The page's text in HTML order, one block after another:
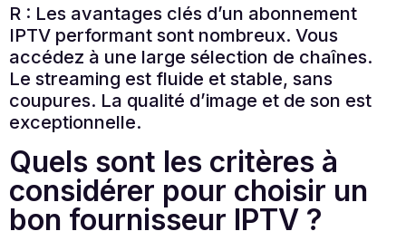
R : Les avantages clés d’un abonnement
IPTV performant sont nombreux. Vous
accédez à une large sélection de chaînes.
Le streaming est fluide et stable, sans
coupures. La qualité d’image et de son est
exceptionnelle.
Quels sont les critères à
considérer pour choisir un
bon fournisseur IPTV ?